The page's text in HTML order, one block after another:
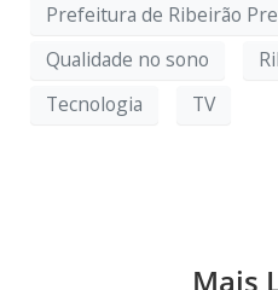
Prefeitura de Ribeirão
Qualidade no sono
Tecnologia
TV
Mais